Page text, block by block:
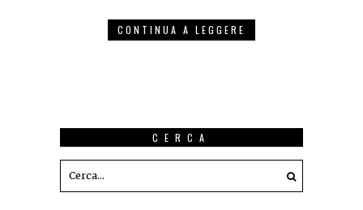
CONTINUA A LEGGERE
CERCA